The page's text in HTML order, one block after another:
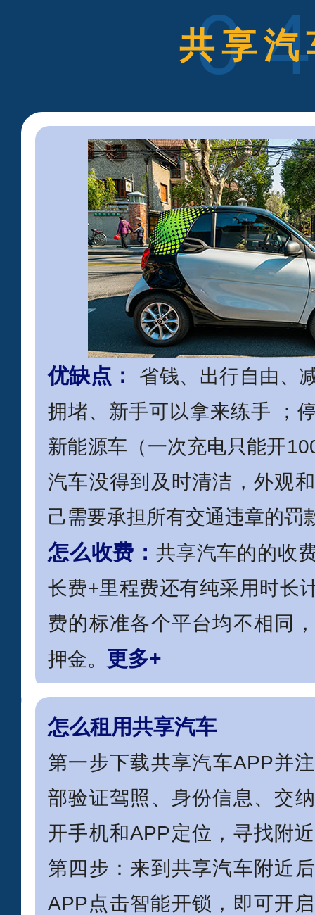
共享汽
优缺点： 省钱、出行自由、
拥堵、新手可以拿来练手 ；
新能源车（一次充电只能开
汽车没得到及时清洁，外观
己需要承担所有交通违章的罚
怎么收费： 共享汽车的的收
长费+里程费还有纯采用时长
费的标准各个平台均不相同
押金。 更多+
怎么租用共享汽车
第一步下载共享汽车APP并
部验证驾照、身份信息、交
开手机和APP定位，寻找附
第四步：来到共享汽车附近
APP点击智能开锁，即可开